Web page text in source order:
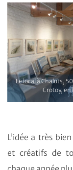
Le local à Chaluts,
Crotoy, en
L’idée a très
et créatifs de